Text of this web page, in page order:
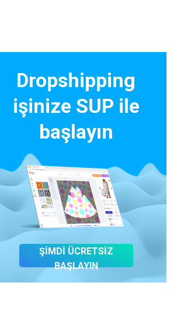
Dropshipping
işinize SUP ile
başlayın
ŞİMDİ ÜCRETSİZ
BAŞLAYIN